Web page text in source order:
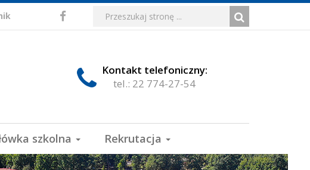
Media
społecznościowe
FacebookWyszukiwarka
Formularz
wyszukiwania
Wyszukiwana
fraza:
Szukaj
Kontakt telefoniczny:
tel.: 22 774-27-54
szkolna Rekrutacja